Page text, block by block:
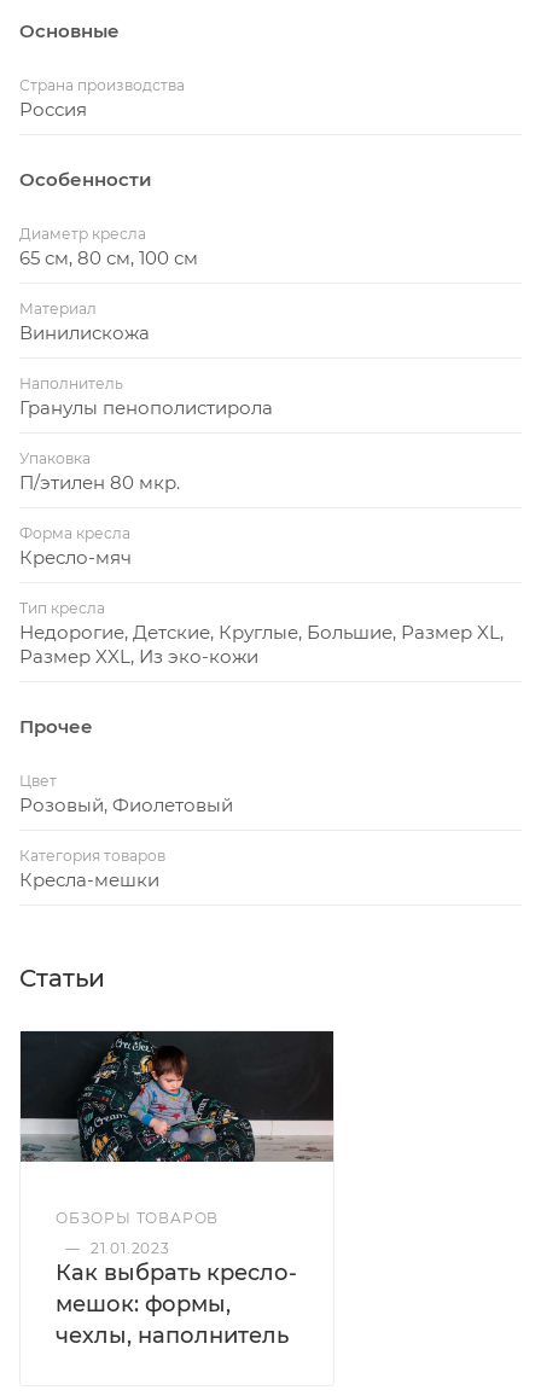
Основные
Страна производства
Россия
Особенности
Диаметр кресла
65 см, 80 см, 100 см
Материал
Винилискожа
Наполнитель
Гранулы пенополистирола
Упаковка
П/этилен 80 мкр.
Форма кресла
Кресло-мяч
Тип кресла
Недорогие, Детские, Круглые, Большие, Размер XL,
Размер XXL, Из эко-кожи
Прочее
Цвет
Розовый, Фиолетовый
Категория товаров
Кресла-мешки
Статьи
ОБЗОРЫ ТОВАРОВ
— 21.01.2023
Как выбрать кресло-
мешок: формы,
чехлы, наполнитель